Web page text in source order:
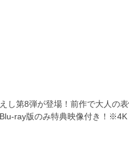
し第8弾が登場！前作で大人の
ray版のみ特典映像付き！